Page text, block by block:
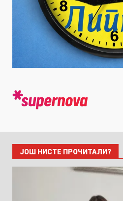
ЈОШ НИСТЕ ПРОЧИТАЛИ?